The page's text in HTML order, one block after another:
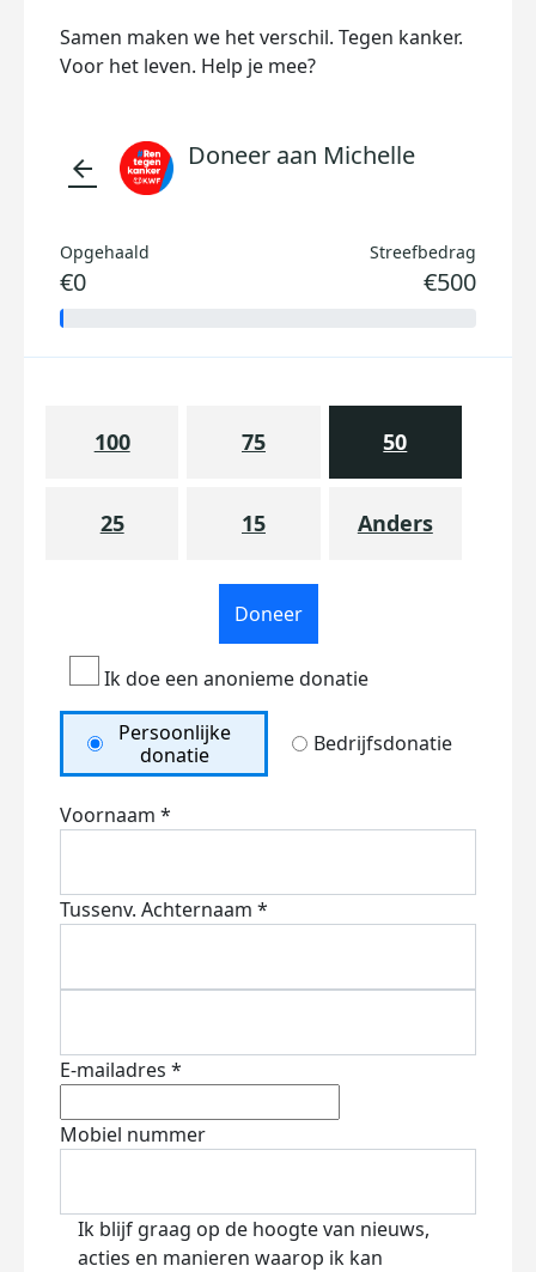
Samen maken we het verschil. Tegen kanker.
Voor het leven. Help je mee?
arrow_back Doneer aan Michelle
Opgehaald
€0
Streefbedrag
€500
100 75 50
25 15 Anders
Doneer
Ik doe een anonieme donatie
Persoonlijke
donatie
Bedrijfsdonatie
Voornaam *
Tussenv. Achternaam *
E-mailadres *
Mobiel nummer
Ik blijf graag op de hoogte van nieuws,
acties en manieren waarop ik kan